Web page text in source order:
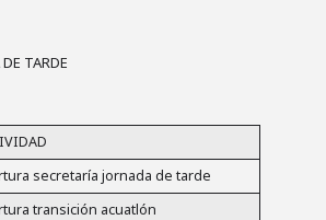
TARDE
secretaría jornada de tarde
transición acuatlón